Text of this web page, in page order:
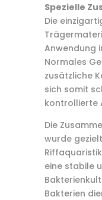
Spezielle
Die
Anwendung
Normales
zusätzliche
sich somit
kontrollierte
Die
wurde
eine stabile
Bakterien